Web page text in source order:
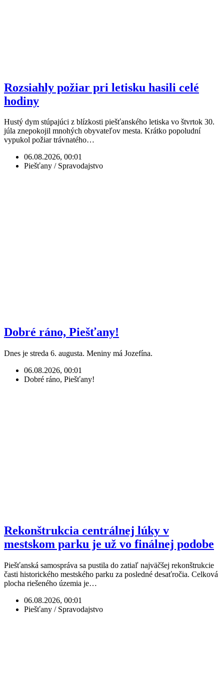
Rozsiahly požiar pri letisku hasili celé
hodiny
Hustý dym stúpajúci z blízkosti piešťanského letiska vo štvrtok 30.
júla znepokojil mnohých obyvateľov mesta. Krátko popoludní
vypukol požiar trávnatého…
06.08.2026, 00:01
Piešťany / Spravodajstvo
Dobré ráno, Piešťany!
Dnes je streda 6. augusta. Meniny má Jozefína.
06.08.2026, 00:01
Dobré ráno, Piešťany!
Rekonštrukcia centrálnej lúky v
mestskom parku je už vo finálnej podobe
Piešťanská samospráva sa pustila do zatiaľ najväčšej rekonštrukcie
časti historického mestského parku za posledné desaťročia. Celková
plocha riešeného územia je…
06.08.2026, 00:01
Piešťany / Spravodajstvo